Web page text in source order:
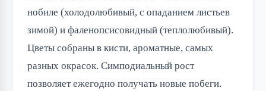
нобиле (холодолюбивый, с опаданием листьев
зимой) и фаленопсисовидный (теплолюбивый).
Цветы собраны в кисти, ароматные, самых
разных окрасок. Симподиальный рост
позволяет ежегодно получать новые побеги.